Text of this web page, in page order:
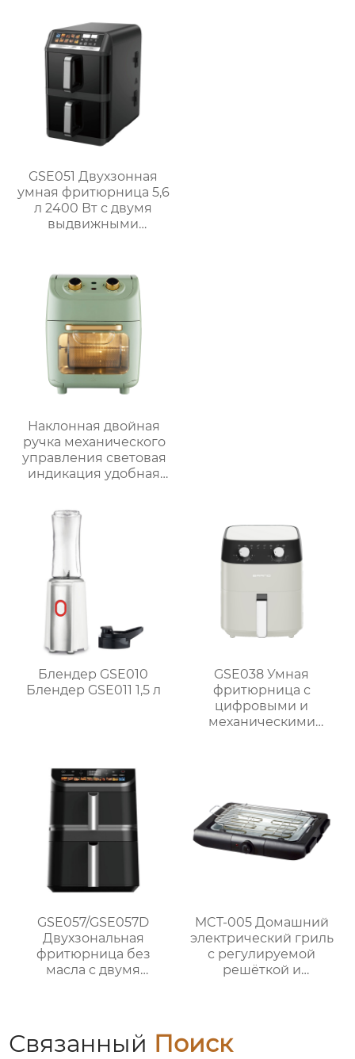
GSE051 Двухзонная
умная фритюрница 5,6
л 2400 Вт с двумя
выдвижными
Наклонная двойная
ручка механического
управления световая
индикация удобная
многофункциональная
большая ручка
воздушная печь
Блендер GSE010
Блендер GSE011 1,5 л
GSE038 Умная
фритюрница с
цифровыми и
механическими
GSE057/GSE057D
Двухзональная
фритюрница без
масла с двумя
MCT-005 Домашний
электрический гриль
с регулируемой
решёткой и
Связанный Поиск